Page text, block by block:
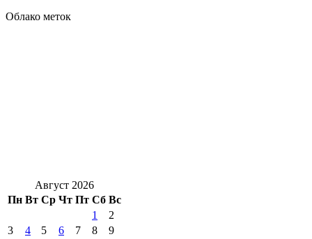
Облако меток
Август 2026
Пн Вт Ср Чт Пт Сб Вс
1
2
3
4 5 6 7 8
9